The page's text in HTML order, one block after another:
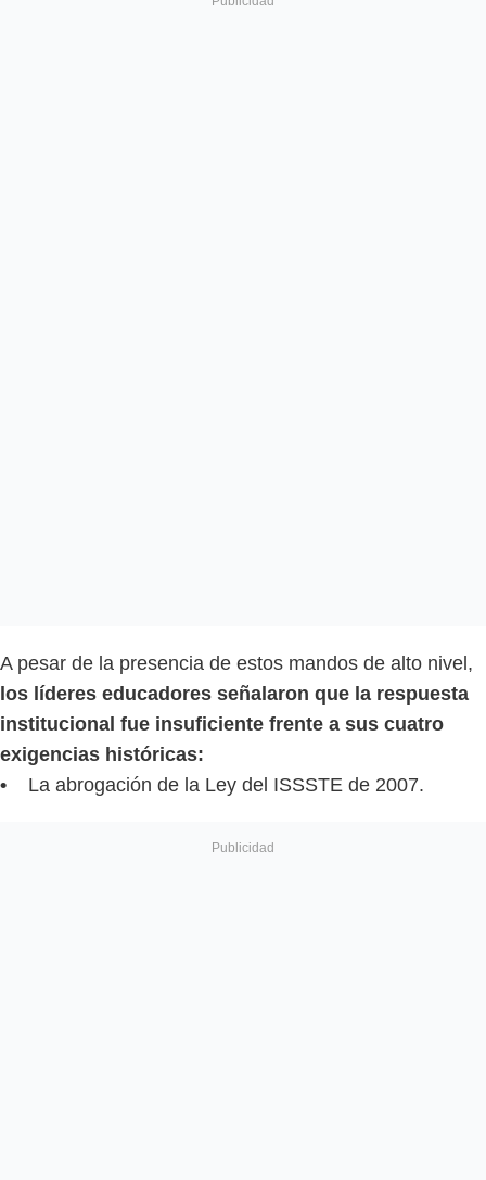
A pesar de la presencia de estos mandos de alto nivel,
los líderes educadores señalaron que la respuesta
institucional fue insuficiente frente a sus cuatro
exigencias históricas:
•
La abrogación de la Ley del ISSSTE de 2007.